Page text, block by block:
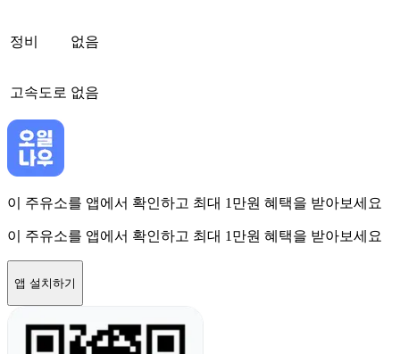
정비 없음
고속도로 없음
이 주유소를 앱에서 확인하고 최대 1만원 혜택을 받아보세요
이 주유소를 앱에서 확인하고 최대 1만원 혜택을 받아보세요
앱 설치하기